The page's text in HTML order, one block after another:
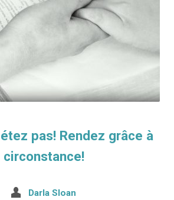
pas! Rendez grâce à
circonstance!
Darla Sloan